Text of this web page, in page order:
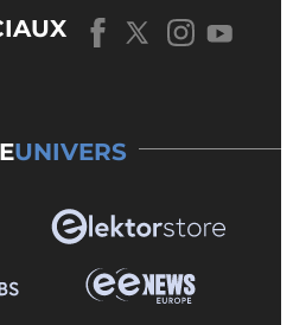
UNIVERS